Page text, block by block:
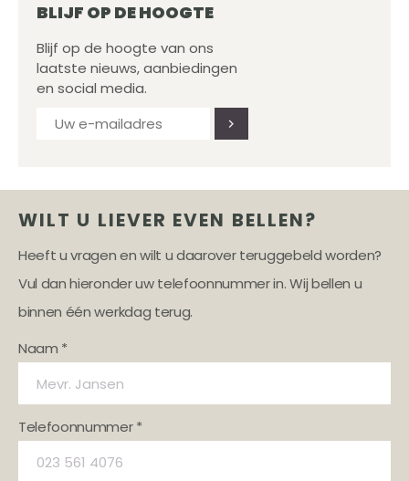
BLIJF OP DE HOOGTE
Blijf op de hoogte van ons
laatste nieuws, aanbiedingen
en social media.
WILT U LIEVER EVEN BELLEN?
Heeft u vragen en wilt u daarover teruggebeld worden?
Vul dan hieronder uw telefoonnummer in. Wij bellen u
binnen één werkdag terug.
Naam *
Telefoonnummer *